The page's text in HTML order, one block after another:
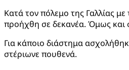
Κατά τον πόλεμο της Γαλλίας
προήχθη σε δεκανέα. Όμως και
Για κάποιο διάστημα
στέριωνε πουθενά.